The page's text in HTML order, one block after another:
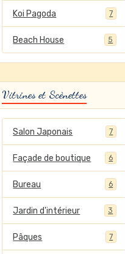
Koi Pagoda 7
Beach House 5
Vitrines et Scènettes
Salon Japonais 7
Façade de boutique 6
Bureau 6
Jardin d'intérieur 3
Pâques 7